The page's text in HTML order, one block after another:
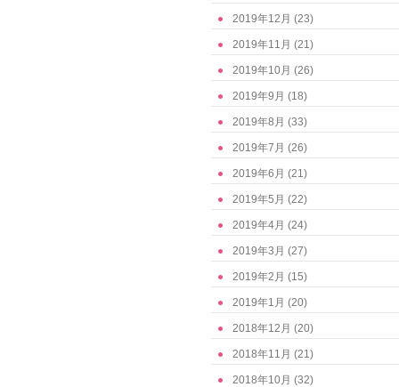
2019年12月 (23)
2019年11月 (21)
2019年10月 (26)
2019年9月 (18)
2019年8月 (33)
2019年7月 (26)
2019年6月 (21)
2019年5月 (22)
2019年4月 (24)
2019年3月 (27)
2019年2月 (15)
2019年1月 (20)
2018年12月 (20)
2018年11月 (21)
2018年10月 (32)